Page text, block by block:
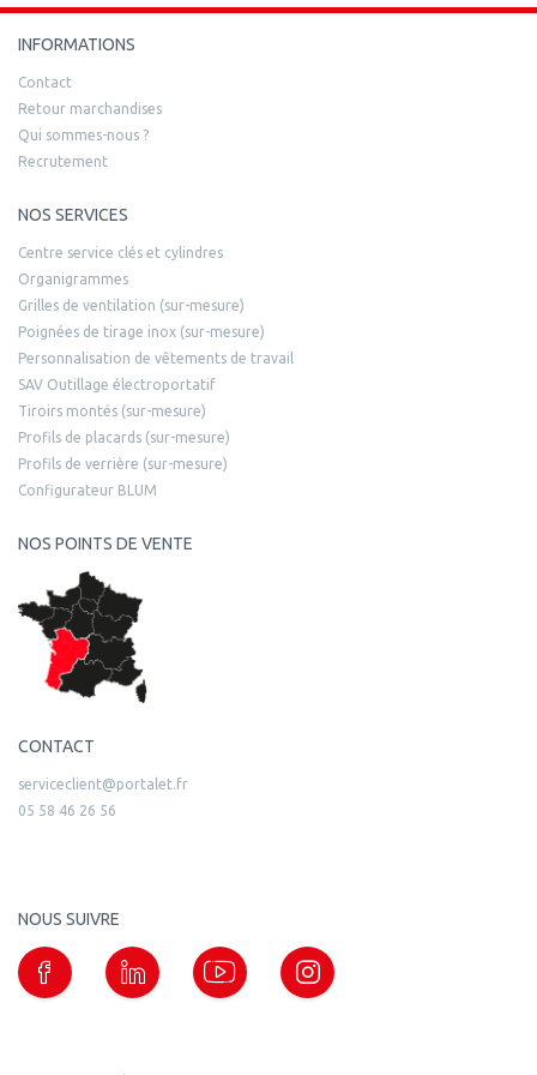
INFORMATIONS
Contact
Retour marchandises
Qui sommes-nous ?
Recrutement
NOS SERVICES
Centre service clés et cylindres
Organigrammes
Grilles de ventilation (sur-mesure)
Poignées de tirage inox (sur-mesure)
Personnalisation de vêtements de travail
SAV Outillage électroportatif
Tiroirs montés (sur-mesure)
Profils de placards (sur-mesure)
Profils de verrière (sur-mesure)
Configurateur BLUM
NOS POINTS DE VENTE
CONTACT
serviceclient@portalet.fr
05 58 46 26 56
NOUS SUIVRE